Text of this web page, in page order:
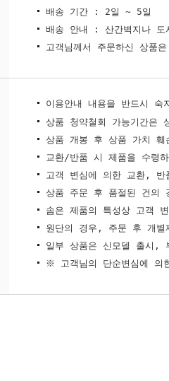
배송 기간 : 2일 ~ 5일
배송 안내 : 산간벽지나 도
고객님께서 주문하신 상품
이용안내 내용을 반드시 숙
상품 청약철회 가능기간은
상품 개봉 후 상품 가치 훼
교환/반품 시 제품을 수령
고객 변심에 의한 교환, 반
상품 주문 후 품절된 건의
솜은 제품의 특성상 고객
원단의 경우, 주문 후 개별
일부 상품은 신모델 출시,
※ 고객님의 단순변심에 의